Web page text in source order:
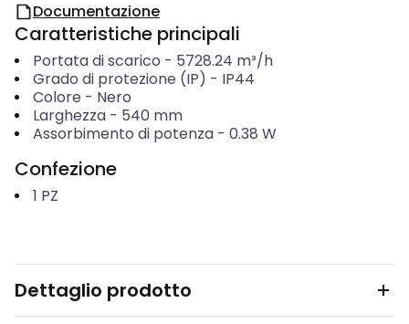
Documentazione
Caratteristiche principali
Portata di scarico - 5728.24 m³/h
Grado di protezione (IP) - IP44
Colore - Nero
Larghezza- 540 mm
Assorbimento di potenza- 0.38 W
Confezione
1 PZ
Dettaglio prodotto